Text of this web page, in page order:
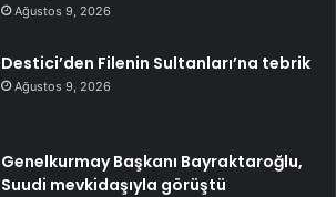
Ağustos 9, 2026
Destici’den Filenin Sultanları’na tebrik
Ağustos 9, 2026
Genelkurmay Başkanı Bayraktaroğlu,
Suudi mevkidaşıyla görüştü